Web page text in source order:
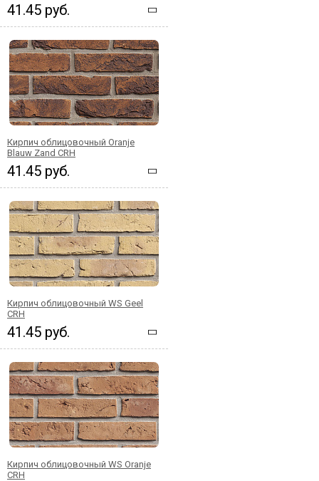
41.45 руб.
Кирпич облицовочный Oranje
Blauw Zand CRH
41.45 руб.
Кирпич облицовочный WS Geel
CRH
41.45 руб.
Кирпич облицовочный WS Oranje
CRH